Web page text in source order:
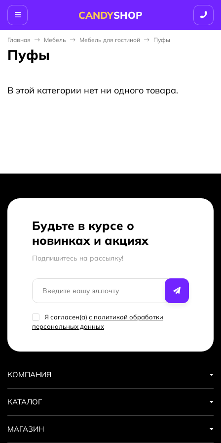
CANDYSHOP
Главная Мебель Мебель для гостиной Пуфы
Пуфы
В этой категории нет ни одного товара.
Будьте в курсе о
новинках и акциях
Подпишитесь на рассылкy!
Я согласен(a) с политикой обработки
персональных данных
КОМПАНИЯ
КАТАЛОГ
МАГАЗИН